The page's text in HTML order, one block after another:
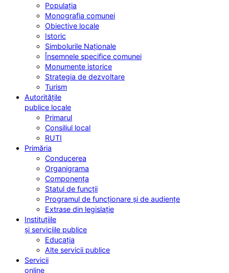
Populația
Monografia comunei
Obiective locale
Istoric
Simbolurile Naționale
Însemnele specifice comunei
Monumente istorice
Strategia de dezvoltare
Turism
Autoritățile
publice locale
Primarul
Consiliul local
RUTI
Primăria
Conducerea
Organigrama
Componența
Statul de funcții
Programul de funcționare și de audiențe
Extrase din legislație
Instituțiile
și serviciile publice
Educația
Alte servicii publice
Servicii
online